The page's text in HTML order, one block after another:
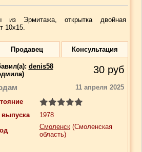
из Эрмитажа, открытка двойная
10х15.
Продавец Консультация
denis58
30 руб
11 апреля 2025
выпуска
1978
Смоленск(Смоленская
область)